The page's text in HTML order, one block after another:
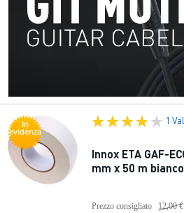
In
evidenza
1
Innox ETA GAF-
mm x 50 m bianco
Prezzo consigliato 12,00 €